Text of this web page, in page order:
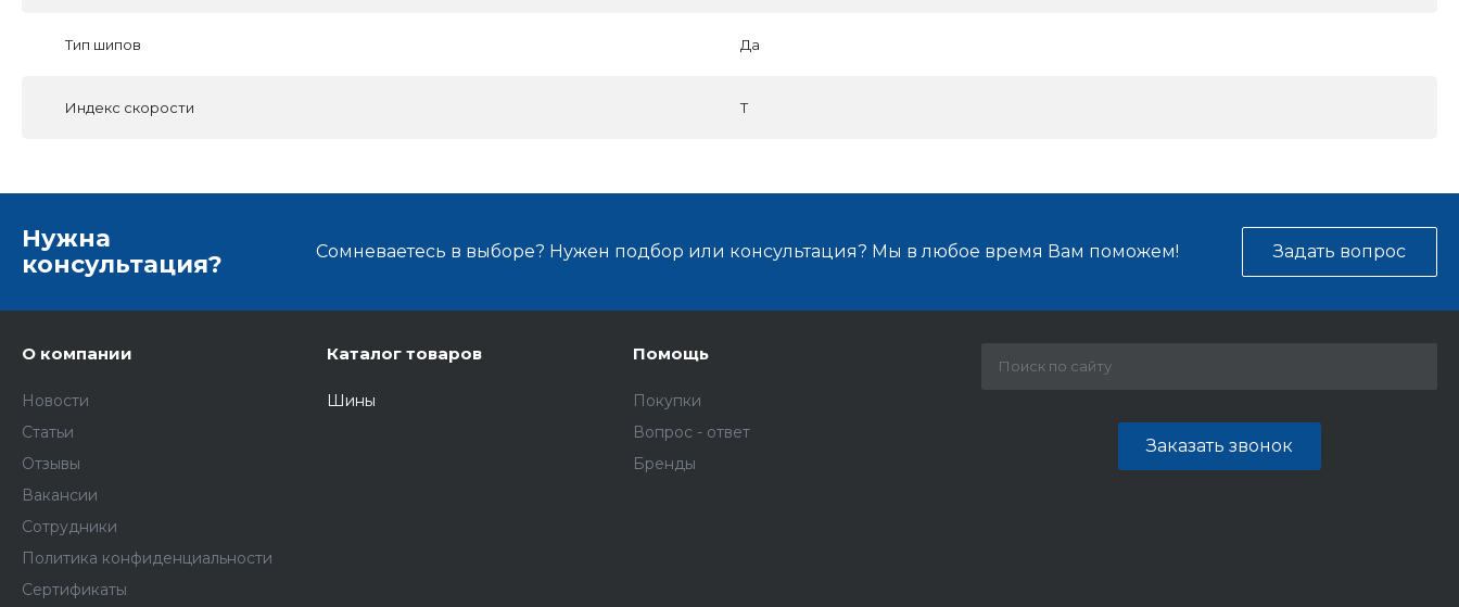
Тип шипов Да
Индекс скорости T
Нужна
консультация?
Сомневаетесь в выборе? Нужен подбор или консультация? Мы в любое время Вам поможем! Задать вопрос
О компании
Новости
Статьи
Отзывы
Вакансии
Сотрудники
Политика конфиденциальности
Сертификаты
Каталог товаров
Шины
Помощь
Покупки
Вопрос - ответ
Бренды
Заказать звонок